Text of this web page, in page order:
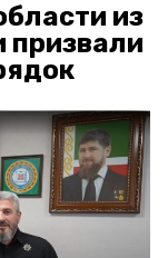
из
призвали